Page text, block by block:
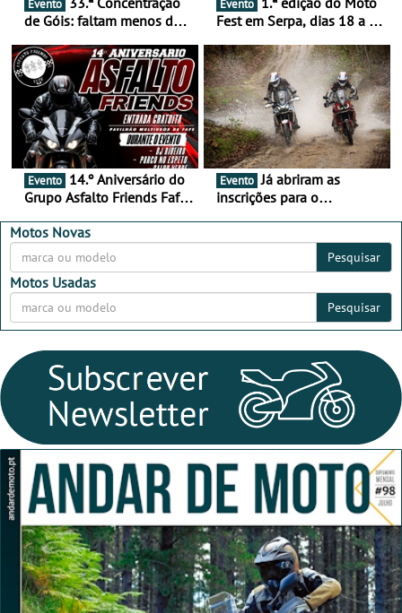
Evento
de Góis: faltam menos de
16 de agosto
Evento
Fest em Serpa, dias 18 a 20
duas rodas invade o Baixo
Alentejo
Evento
Grupo Asfalto Friends Fafe,
2026
Evento Já abriram as
inscrições para o
Motos Novas
Pesquisar
Motos Usadas
Pesquisar